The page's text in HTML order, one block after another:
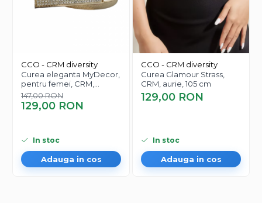
CCO - CRM diversity
Curea eleganta MyDecor,
pentru femei, CRM,
elastica, aurie
147,00 RON
129,00 RON
In stoc
Adauga in cos
CCO - CRM diversity
Curea Glamour Strass,
CRM, aurie, 105 cm
129,00 RON
In stoc
Adauga in cos